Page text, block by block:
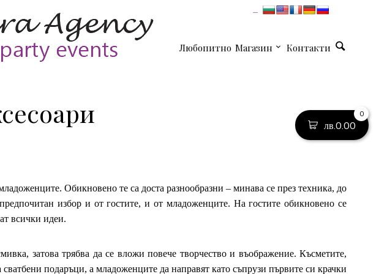
Любопитно Магазин Контакти
0
лв.0.00
Обикновено те са доста разнообразни – минава се през техника, до
избор и от гостите, и от младоженците. На гостите обикновено се
всички идеи.
затова трябва да се вложи повече творчество и въображение. Късметите,
подаръци, а младоженците да направят като съпрузи първите си крачки